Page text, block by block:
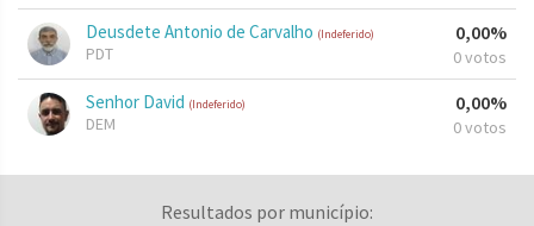
Deusdete Antonio de Carvalho (Indeferido)
PDT
0,00%
0 votos
Senhor David (Indeferido)
DEM
0,00%
0 votos
Resultados por município: